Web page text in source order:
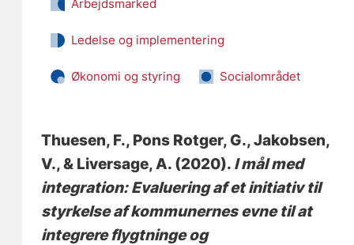
Arbejdsmarked
Ledelse og implementering
Økonomi og styring Socialområdet
Thuesen, F., Pons Rotger, G., Jakobsen,
V., & Liversage, A. (2020). I mål med
integration: Evaluering af et initiativ til
styrkelse af kommunernes evne til at
integrere flygtninge og